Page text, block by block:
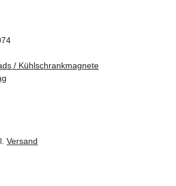
/ Kühlschrankmagnete
Versand